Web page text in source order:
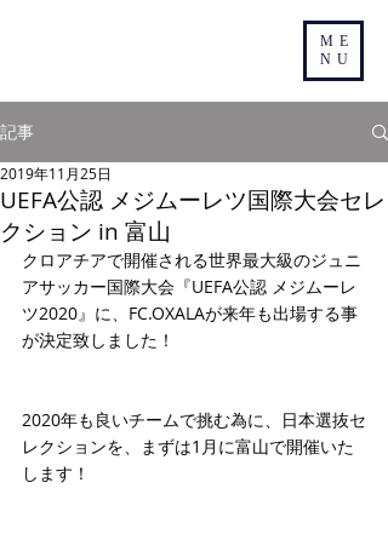
ME
NU
記事
UEFA公認 メジムーレツ国際大会セレ
クション in 富山
2019年11月25日
クロアチアで開催される世界最大級のジュニ
アサッカー国際大会『UEFA公認 メジムーレ
ツ2020』に、FC.OXALAが来年も出場する事
が決定致しました！
2020年も良いチームで挑む為に、日本選抜セ
レクションを、まずは1月に富山で開催いた
します！